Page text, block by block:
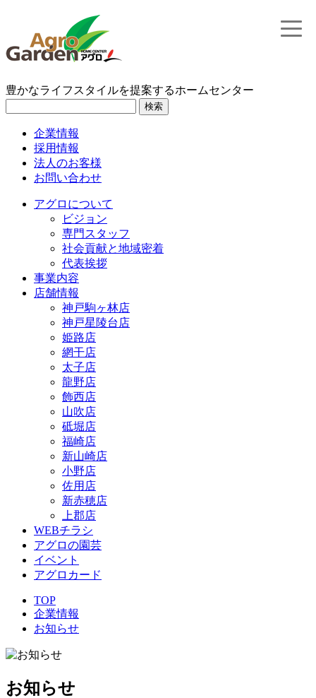
豊かなライフスタイルを提案するホームセンター
検索
企業情報
採用情報
法人のお客様
お問い合わせ
アグロについて
ビジョン
専門スタッフ
社会貢献と地域密着
代表挨拶
事業内容
店舗情報
神戸駒ヶ林店
神戸星陵台店
姫路店
網干店
太子店
龍野店
飾西店
山吹店
砥堀店
福崎店
新山崎店
小野店
佐用店
新赤穂店
上郡店
WEBチラシ
アグロの園芸
イベント
アグロカード
toggle
TOP
企業情報
お知らせ
お知らせ